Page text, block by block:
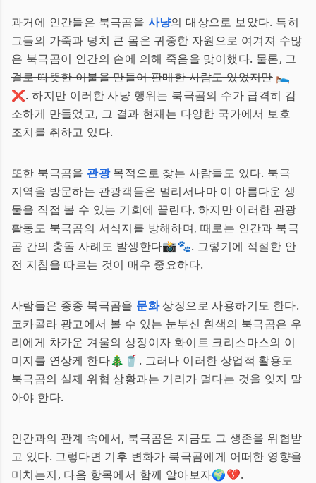
과거에 인간들은 북극곰을 사냥의 대상으로 보았다. 특히
그들의 가죽과 덩치 큰 몸은 귀중한 자원으로 여겨져 수많
은 북극곰이 인간의 손에 의해 죽음을 맞이했다.물론, 그
걸로 따뜻한 이불을 만들어 판매한 사람도 있었지만🛌
❌. 하지만 이러한 사냥 행위는 북극곰의 수가 급격히 감
소하게 만들었고, 그 결과 현재는 다양한 국가에서 보호
조치를 취하고 있다.
또한 북극곰을 관광목적으로 찾는 사람들도 있다. 북극
지역을 방문하는 관광객들은 멀리서나마 이 아름다운 생
물을 직접 볼 수 있는 기회에 끌린다. 하지만 이러한 관광
활동도 북극곰의 서식지를 방해하며, 때로는 인간과 북극
곰 간의 충돌 사례도 발생한다📸🐾. 그렇기에 적절한 안
전 지침을 따르는 것이 매우 중요하다.
사람들은 종종 북극곰을 문화상징으로 사용하기도 한다.
코카콜라 광고에서 볼 수 있는 눈부신 흰색의 북극곰은 우
리에게 차가운 겨울의 상징이자 화이트 크리스마스의 이
미지를 연상케 한다🎄🥤. 그러나 이러한 상업적 활용도
북극곰의 실제 위협 상황과는 거리가 멀다는 것을 잊지 말
아야 한다.
인간과의 관계 속에서, 북극곰은 지금도 그 생존을 위협받
고 있다. 그렇다면 기후 변화가 북극곰에게 어떠한 영향을
미치는지, 다음 항목에서 함께 알아보자🌍💔.